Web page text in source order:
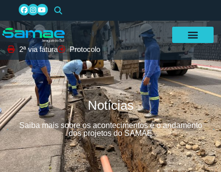
2ª via fatura Protocolo
Notícias
Saiba mais sobre os acontecimentos e o andamento
dos projetos do SAMAE